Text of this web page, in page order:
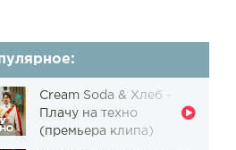
Cream Soda & Хлеб -
Плачу на техно
(премьера клипа)